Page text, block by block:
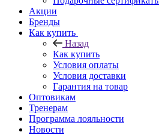
Акции
Бренды
Как купить
Назад
Как купить
Условия оплаты
Условия доставки
Гарантия на товар
Оптовикам
Тренерам
Программа лояльности
Новости